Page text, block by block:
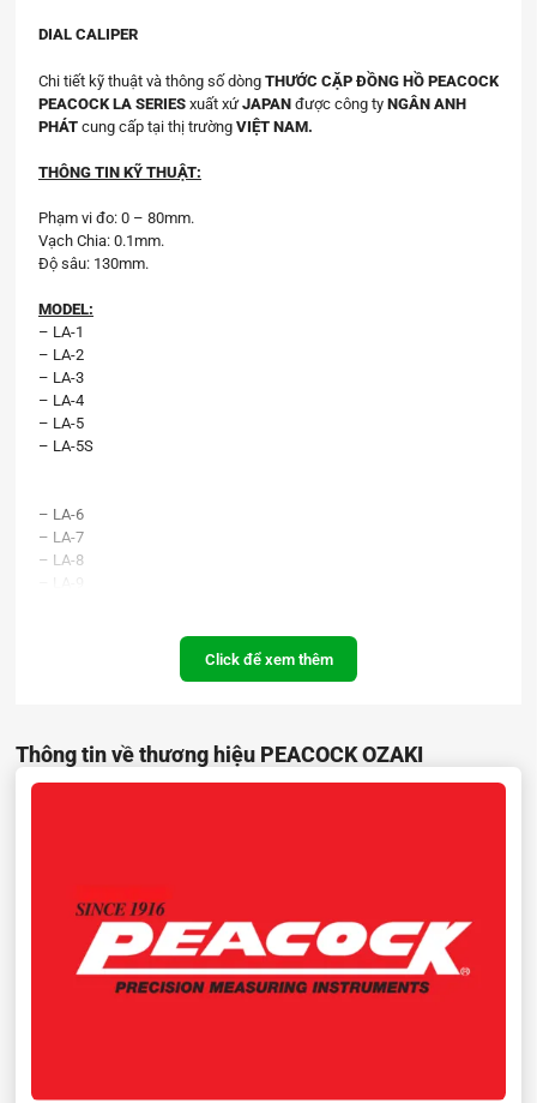
DIAL CALIPER
Chi tiết kỹ thuật và thông số dòng THƯỚC CẶP ĐỒNG HỒ PEACOCK
PEACOCK LA SERIESxuất xứJAPANđược công ty NGÂN ANH
PHÁTcung cấp tại thị trường VIỆT NAM.
THÔNG TIN KỸ THUẬT:
Phạm vi đo: 0 – 80mm.
Vạch Chia: 0.1mm.
Độ sâu: 130mm.
MODEL:
– LA-1
– LA-2
– LA-3
– LA-4
– LA-5
– LA-5S
– LA-6
– LA-7
– LA-8
Click để xem thêm
Thông tin về thương hiệu PEACOCK OZAKI